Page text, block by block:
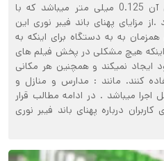
میدهد که قطر استاندارد خارجی آن 0.125 میلی متر میباشد که با
مزایای پهنای باند فیبر نوری این
به به دستگاه برای اینکه به
هیچ مشکلی در پخش فیلم های
ایجاد نمیکند و همچنین هر مکانی
کنند. مانند : مدارس و منازل و
میباشد . در ادامه مطالب قرار
درباره پهنای باند فیبر نوری